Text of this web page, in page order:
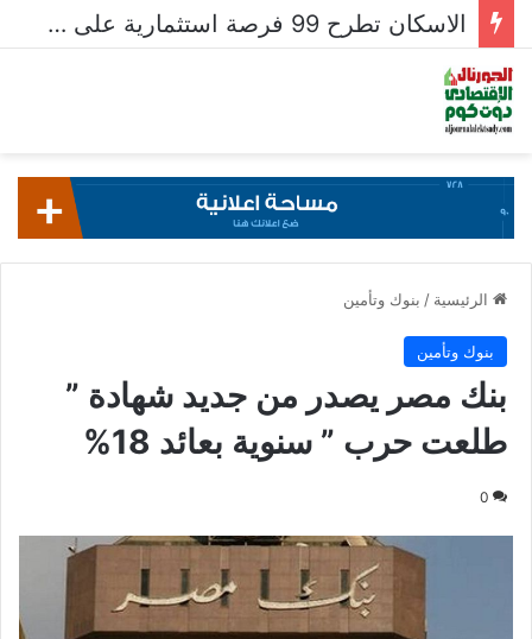
الاسكان تطرح 99 فرصة استثمارية على بوابة خدمات المستثمرين للشركات المصرية واستقبال 204 طلبات للشركات الأجنبية
الرئيسية / بنوك وتأمين
بنوك وتأمين
بنك مصر يصدر من جديد شهادة ”
طلعت حرب ” سنوية بعائد 18%
0